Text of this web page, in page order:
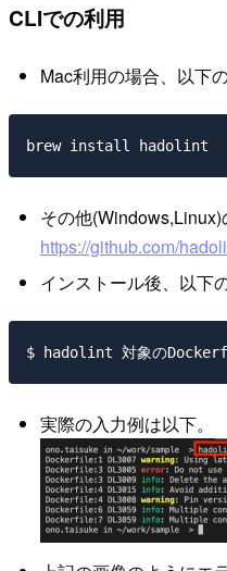
CLIでの利用
Mac利用の場合、以下
その他(Windows,Linux)
https://github.com/
インストール後、以下
実際の入力例は以下。